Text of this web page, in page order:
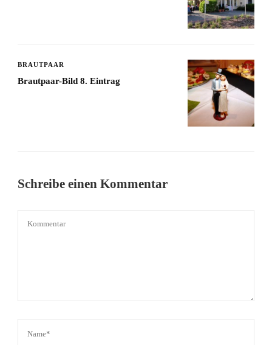
BRAUTPAAR
Brautpaar-Bild 8. Eintrag
Schreibe einen Kommentar